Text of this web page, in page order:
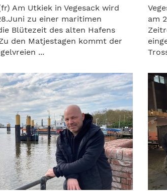
Am Utkiek in Vegesack wird
zu einer maritimen
Blütezeit des alten Hafens
den Matjestagen kommt der
...
am